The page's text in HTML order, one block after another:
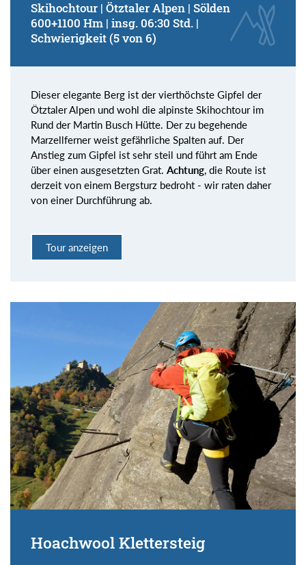
Skihochtour | Ötztaler Alpen | Sölden
600+1100 Hm | insg. 06:30 Std. |
Schwierigkeit (5 von 6)
Dieser elegante Berg ist der vierthöchste Gipfel der
Ötztaler Alpen und wohl die alpinste Skihochtour im
Rund der Martin Busch Hütte. Der zu begehende
Marzellferner weist gefährliche Spalten auf. Der
Anstieg zum Gipfel ist sehr steil und führt am Ende
über einen ausgesetzten Grat. Achtung, die Route ist
derzeit von einem Bergsturz bedroht - wir raten daher
von einer Durchführung ab.
Tour anzeigen
Hoachwool Klettersteig